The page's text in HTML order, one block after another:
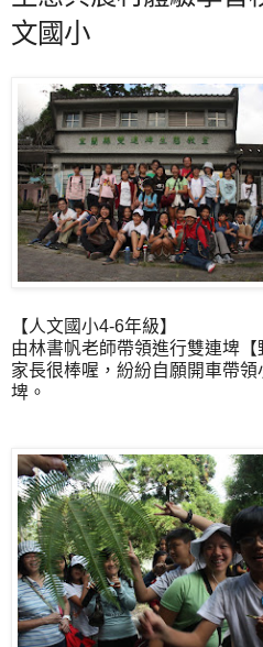
文國小
【人文國小4-6年級】
由林書帆老師帶領進行雙連埤
家長很棒喔，紛紛自願開車帶
埤。